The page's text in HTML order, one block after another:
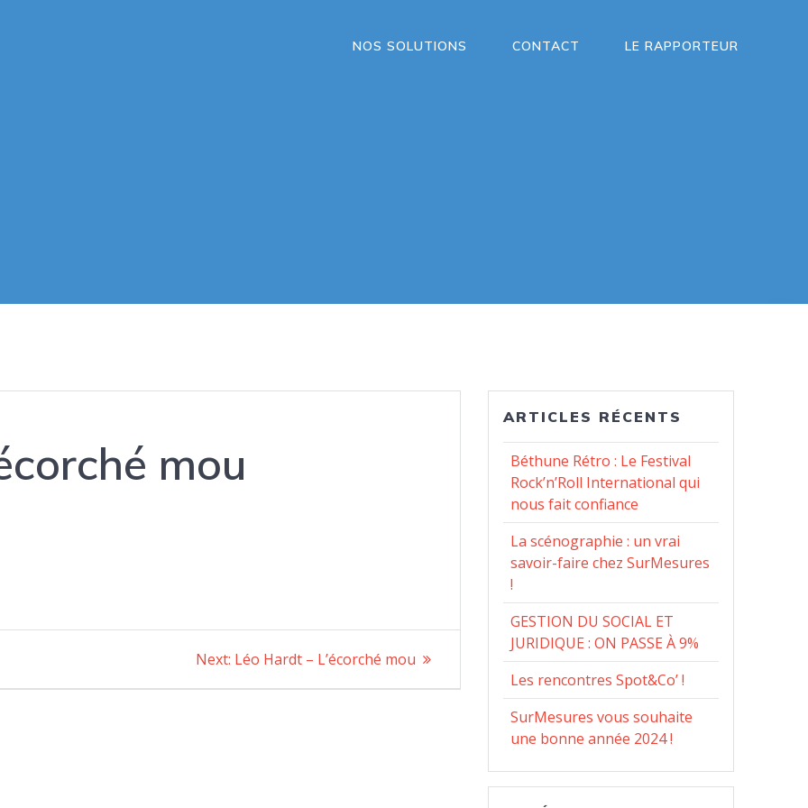
NOS SOLUTIONS CONTACT LE RAPPORTEUR
mou
Next: Next
Léo Hardt – L’écorché mou
ARTICLES RÉCENTS
Béthune Rétro : Le Festival
Rock’n’Roll International qui
nous fait confiance
La scénographie : un vrai
savoir-faire chez SurMesures
!
GESTION DU SOCIAL ET
JURIDIQUE : ON PASSE À 9%
Les rencontres Spot&Co’ !
SurMesures vous souhaite
une bonne année 2024 !